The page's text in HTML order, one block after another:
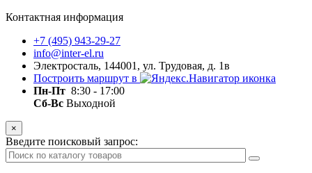
Контактная информация
+7 (495) 943-29-27
info@inter-el.ru
Электросталь, 144001, ул. Трудовая, д. 1в
Построить маршрут в
Пн-Пт 8:30 - 17:00
Сб-Вс Выходной
×
Введите поисковый запрос: